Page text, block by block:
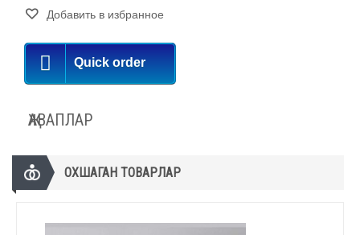
Добавить в избранное
Quick order
ҖАВАПЛАР
ОХШАГАН ТОВАРЛАР